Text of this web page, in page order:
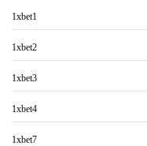
1xbet1
1xbet2
1xbet3
1xbet4
1xbet7